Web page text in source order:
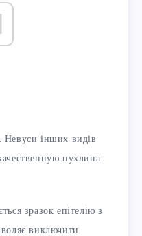
Невуси інших видів
пухлина
зразок епітелію з
виключити